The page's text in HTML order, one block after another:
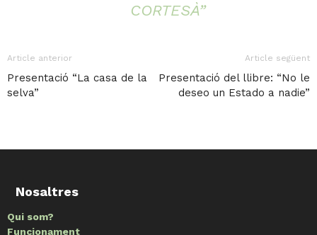
CORTESÀ”
Article anterior
Presentació “La casa de la
selva”
Article següent
Presentació del llibre: “No le
deseo un Estado a nadie”
Nosaltres
Qui som?
Funcionament